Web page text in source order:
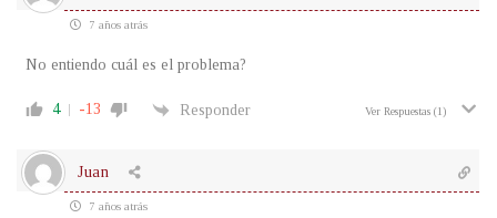
7 años atrás
No entiendo cuál es el problema?
4 -13 Responder Ver Respuestas (1)
Juan
7 años atrás